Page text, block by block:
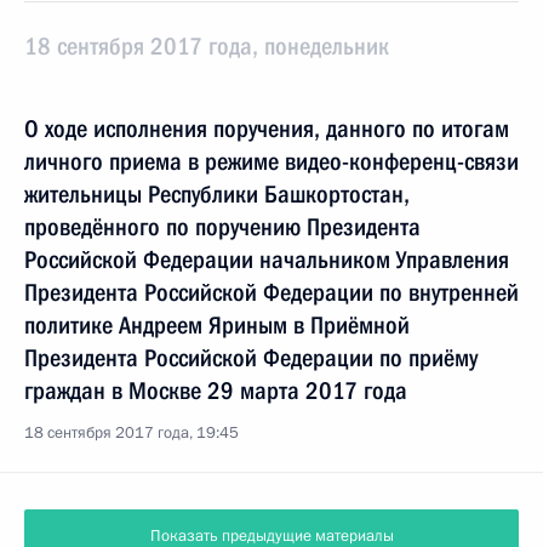
18 сентября 2017 года, понедельник
О ходе исполнения поручения, данного по итогам
личного приема в режиме видео-конференц-связи
жительницы Республики Башкортостан,
проведённого по поручению Президента
Российской Федерации начальником Управления
Президента Российской Федерации по внутренней
политике Андреем Яриным в Приёмной
Президента Российской Федерации по приёму
граждан в Москве 29 марта 2017 года
18 сентября 2017 года, 19:45
Показать предыдущие материалы